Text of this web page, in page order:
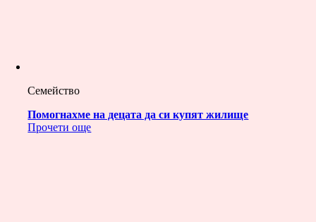
Семейство
Помогнахме на децата да си купят жилище
Прочети още